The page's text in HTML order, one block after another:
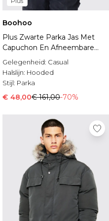
Boohoo
Plus Zwarte Parka Jas Met
Capuchon En Afneembare
Faux Fur Zoom
Gelegenheid: Casual
Halslijn: Hooded
Stijl: Parka
€ 48,00€ 161,00-70%